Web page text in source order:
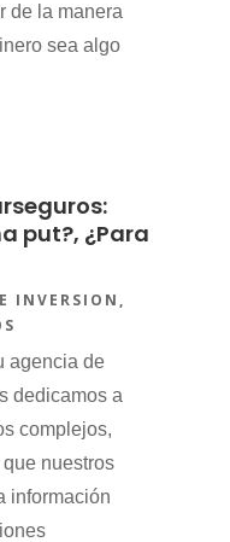
de la manera
sea algo
put?, ¿Para
INVERSION ,
agencia de
dedicamos a
complejos,
nuestros
información